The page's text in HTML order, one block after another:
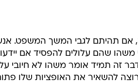
אם תהיתם לגבי המשך המשפט.
משהו שהם עלולים להפסיד אם
זה תמיד אומר משהו לא חיובי
להשאיר את האופציות שלו